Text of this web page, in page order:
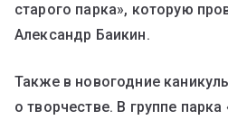
старого парка», которую
Александр Баикин.
Также в новогодние
о творчестве. В группе